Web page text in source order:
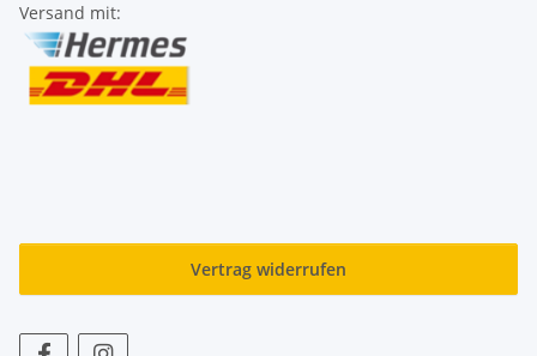
Versand mit:
Vertrag widerrufen